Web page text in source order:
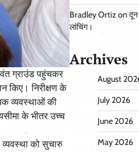
ग्राउंड पहुंचकर
किए। निरीक्षण के
व्यवस्थाओं की
के भीतर उच्च
व्यवस्था को सुचारु
Bradley Ortizonदून
लांचिंग।
Archives
August
July 2026
June 2026
May 2026